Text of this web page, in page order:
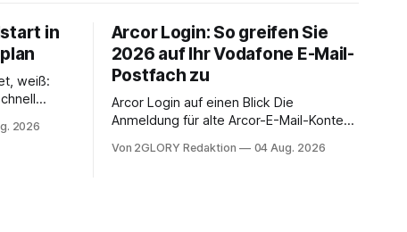
in
weiß:
2026
Arcor Login: So greifen Sie
2026 auf Ihr Vodafone E-Mail-
Postfach zu
Arcor Login auf einen Blick Die
Anmeldung für alte Arcor-E-Mail-Konten
noch eine e mail adresse mit der Endung
Von 2GLORY Redaktion 04 Aug. 2026